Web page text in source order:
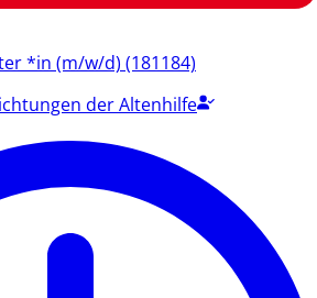
*in (m/w/d) (181184)
der Altenhilfe